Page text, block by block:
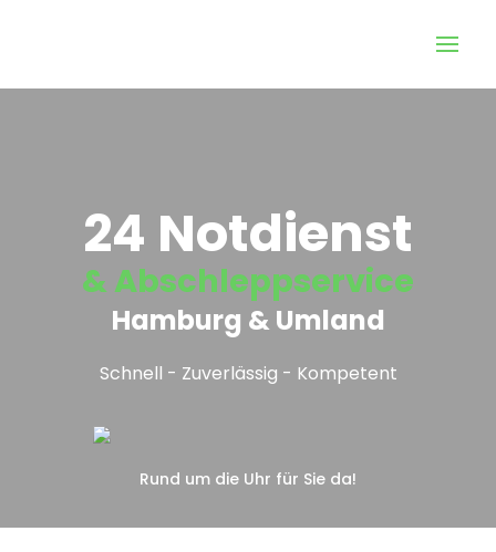
24 Notdienst
& Abschleppservice
Hamburg & Umland
Schnell - Zuverlässig - Kompetent
Rund um die Uhr für Sie da!